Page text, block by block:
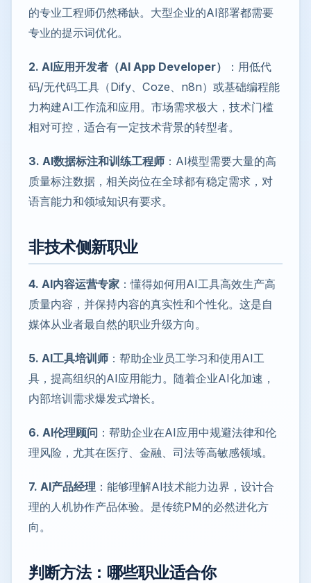
的专业工程师仍然稀缺。大型企业的AI部署都需要
专业的提示词优化。
2. AI应用开发者（AI App Developer）
：用低代
码/无代码工具（Dify、Coze、n8n）或基础编程能
力构建AI工作流和应用。市场需求极大，技术门槛
相对可控，适合有一定技术背景的转型者。
3. AI数据标注和训练工程师 ：AI模型需要大量的高
质量标注数据，相关岗位在全球都有稳定需求，对
语言能力和领域知识有要求。
非技术侧新职业
4. AI内容运营专家 ：懂得如何用AI工具高效生产高
质量内容，并保持内容的真实性和个性化。这是自
媒体从业者最自然的职业升级方向。
5. AI工具培训师 ：帮助企业员工学习和使用AI工
具，提高组织的AI应用能力。随着企业AI化加速，
内部培训需求爆发式增长。
6. AI伦理顾问 ：帮助企业在AI应用中规避法律和伦
理风险，尤其在医疗、金融、司法等高敏感领域。
7. AI产品经理 ：能够理解AI技术能力边界，设计合
理的人机协作产品体验。是传统PM的必然进化方
向。
判断方法：哪些职业适合你